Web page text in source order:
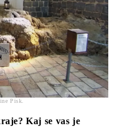
Pisk.
Kaj se vas je